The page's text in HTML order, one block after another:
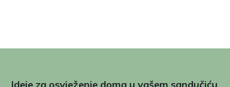
Ideje za osvježenje doma u vašem sandučiću